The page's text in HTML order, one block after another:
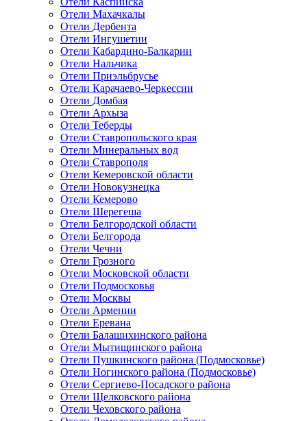
Отели Махачкалы
Отели Дербента
Отели Ингушетии
Отели Кабардино-Балкарии
Отели Нальчика
Отели Приэльбрусье
Отели Карачаево-Черкессии
Отели Домбая
Отели Архыза
Отели Теберды
Отели Ставропольского края
Отели Минеральных вод
Отели Ставрополя
Отели Кемеровской области
Отели Новокузнецка
Отели Кемерово
Отели Шерегеша
Отели Белгородской области
Отели Белгорода
Отели Чечни
Отели Грозного
Отели Московской области
Отели Подмосковья
Отели Москвы
Отели Армении
Отели Еревана
Отели Балашихинского района
Отели Мытищинского района
Отели Пушкинского района (Подмосковье)
Отели Ногинского района (Подмосковье)
Отели Сергиево-Посадского района
Отели Щелковского района
Отели Чеховского района